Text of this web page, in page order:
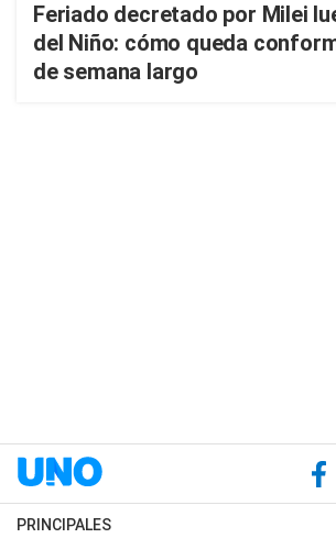
Feriado decretado por Milei
del Niño: cómo queda
de semana largo
PRINCIPALES